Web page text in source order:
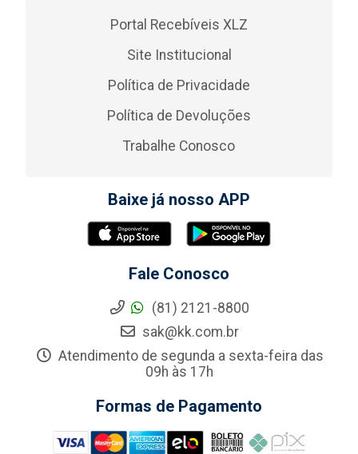
Portal Recebíveis XLZ
Site Institucional
Política de Privacidade
Política de Devoluções
Trabalhe Conosco
Baixe já nosso APP
Fale Conosco
(81) 2121-8800
sak@kk.com.br
Atendimento de segunda a sexta-feira das
09h às 17h
Formas de Pagamento